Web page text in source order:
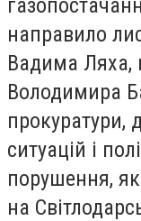
направило
Вадима Ляха,
Володимира
прокуратури,
ситуацій і
порушення,
на